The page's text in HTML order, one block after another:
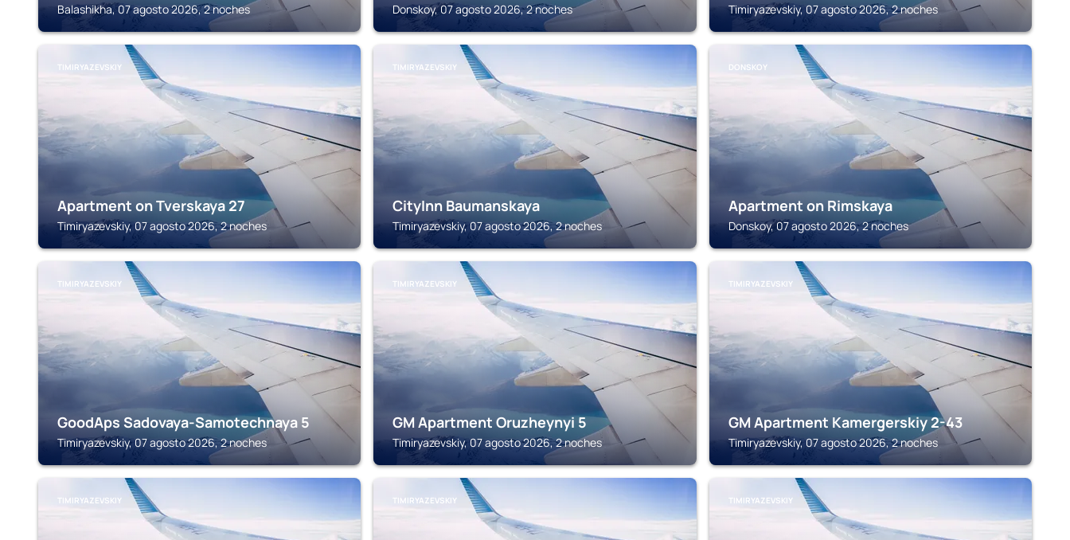
Balashikha, 07 agosto 2026, 2 noches Donskoy, 07 agosto 2026, 2 noches Timiryazevskiy, 07 agosto 2026, 2 noches
TIMIRYAZEVSKIY
Apartment on Tverskaya 27
Timiryazevskiy, 07 agosto 2026, 2 noches
TIMIRYAZEVSKIY
CityInn Baumanskaya
Timiryazevskiy, 07 agosto 2026, 2 noches
DONSKOY
Apartment on Rimskaya
Donskoy, 07 agosto 2026, 2 noches
TIMIRYAZEVSKIY
GoodAps Sadovaya-Samotechnaya 5
Timiryazevskiy, 07 agosto 2026, 2 noches
TIMIRYAZEVSKIY
GM Apartment Oruzheynyi 5
Timiryazevskiy, 07 agosto 2026, 2 noches
TIMIRYAZEVSKIY
GM Apartment Kamergerskiy 2-43
Timiryazevskiy, 07 agosto 2026, 2 noches
TIMIRYAZEVSKIY TIMIRYAZEVSKIY TIMIRYAZEVSKIY